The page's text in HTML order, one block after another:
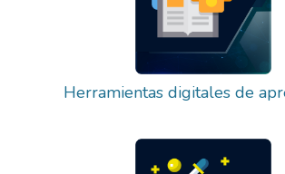
Herramientas digitales de